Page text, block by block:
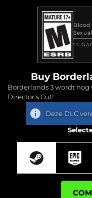
Blood
In-
Buy
Borderlands 3 wordt
Director's Cut!
Deze DLC